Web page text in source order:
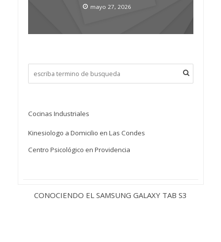
mayo 27, 2026
Cocinas Industriales
Kinesiologo a Domicilio en Las Condes
Centro Psicológico en Providencia
CONOCIENDO EL SAMSUNG GALAXY TAB S3